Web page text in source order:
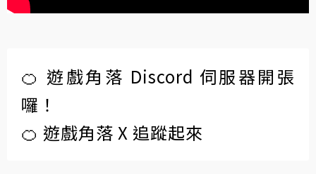
🍊 遊戲角落 Discord 伺服器開張
囉！
🍊 遊戲角落 X 追蹤起來